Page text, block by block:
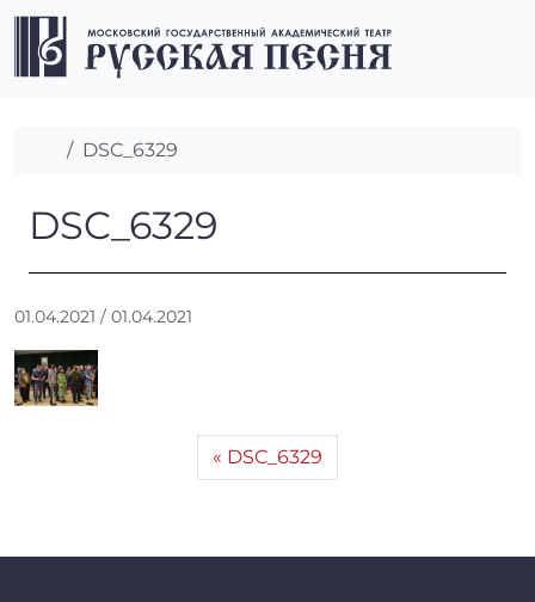
Перейти к содержимому
Перейти к футеру
Главная
DSC_6329
DSC_6329
DSC_6329
01.04.2021 / 01.04.2021
DSC_6329